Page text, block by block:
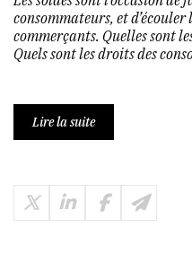
consommateurs, et
commerçants. Quelles sont
Quels sont les droits des
Lire la suite